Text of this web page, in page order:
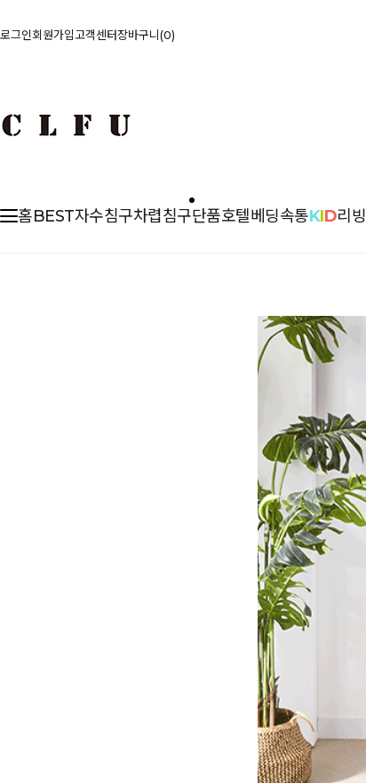
로그인회원가입고객센터장바구니 0
홈BEST자수침구차렵침구단품호텔베딩속통KID리빙